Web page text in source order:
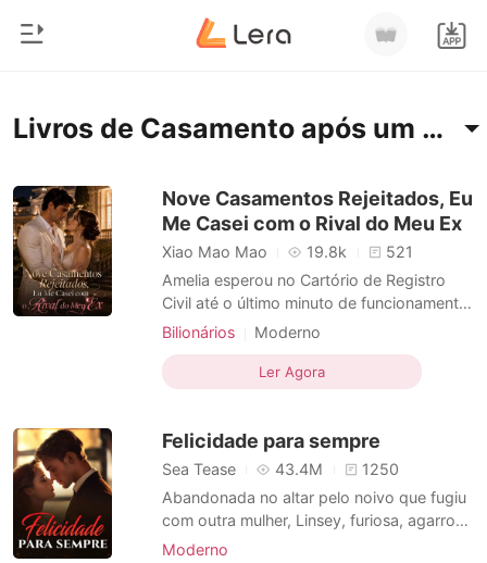
Histórico
Sair
Baixar App
Início
Moderno
Lobisomem
Contos
Ranking
Contos Curtos
Livros de Casamento após um curto namoro
Nove Casamentos Rejeitados, Eu
Me Casei com o Rival do Meu Ex
Xiao Mao Mao 19.8k
521
Amelia esperou no Cartório de Registro
Civil até o último minuto de funcionamento.
Aquele deveria ser o dia do seu casamento
nove anos da sua vida. Mas, a quinze
minutos das portas fecharem, o assistente
não viria. El
Bilionários
Moderno
Casamento após um curto namoro
Rival no amor
Ler Agora
Felicidade para sempre
Sea Tease 43.4M
1250
Abandonada no altar pelo noivo que fugiu
com outra mulher, Linsey, furiosa, agarrou
o braço de um estranho e sugeriu: "Vamos
Moderno